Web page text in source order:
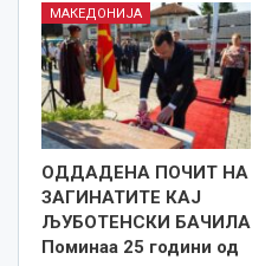
МАКЕДОНИЈА
ОДДАДЕНА ПОЧИТ НА
ЗАГИНАТИТЕ КАЈ
ЉУБОТЕНСКИ БАЧИЛА
Поминаа 25 години од